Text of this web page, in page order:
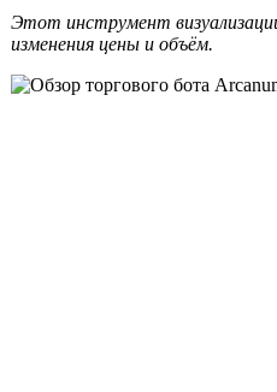
Этот инструмент
изменения цены и объём.